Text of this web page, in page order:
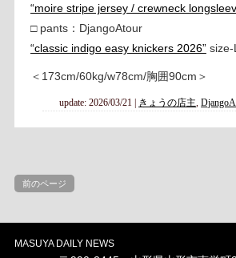
“moire stripe jersey / crewneck
□ pants：DjangoAtour
“classic indigo easy knickers 2026”size-L
＜173cm/60kg/w78cm/胸囲90cm＞
update: 2026/03/21 | きょうの店主 ,
前のページ
MASUYA DAILY NEWS